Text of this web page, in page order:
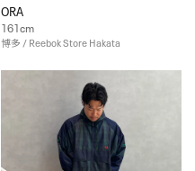
ORA
161cm
博多 / Reebok Store Hakata